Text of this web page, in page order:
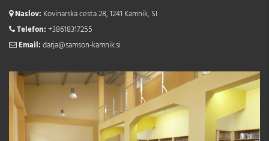
Naslov: Kovinarska cesta 28, 1241 Kamnik, SI
Telefon:+38618317255
Email:darja@samson-kamnik.si